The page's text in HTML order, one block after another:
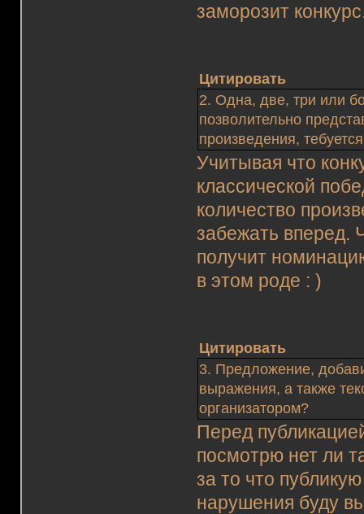
заморозит
Цитировать
2. Одна, две, три или
позволительно
произведения,
Учитывая что
классической
количество
забежать вперед.
получит
в этом роде : )
Цитировать
3. Предложение,
выражения, а также
организатором?
Перед
посмотрю нет ли
за то что
нарушения буду